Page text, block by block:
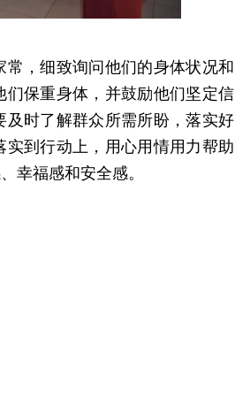
，细致询问他们的身体状况和
保重身体，并鼓励他们坚定信
时了解群众所需所盼，落实好
到行动上，用心用情用力帮助
幸福感和安全感。